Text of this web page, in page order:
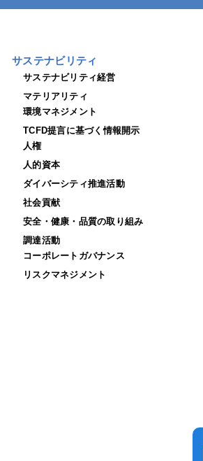
サステナビリティ
サステナビリティ経営
マテリアリティ
環境マネジメント
TCFD提言に基づく情報開示
人権
人的資本
ダイバーシティ推進活動
社会貢献
安全・健康・品質の取り組み
調達活動
コーポレートガバナンス
リスクマネジメント